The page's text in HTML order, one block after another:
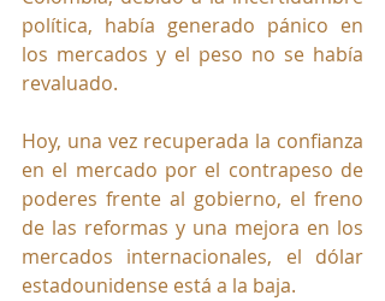
política, había generado pánico en
los mercados y el peso no se había
revaluado.
Hoy, una vez recuperada la confianza
en el mercado por el contrapeso de
poderes frente al gobierno, el freno
de las reformas y una mejora en los
mercados internacionales, el dólar
estadounidense está a la baja.